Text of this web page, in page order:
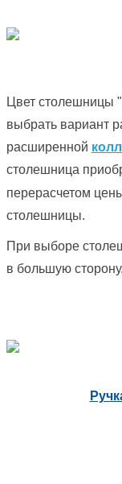
Цвет столешницы
выбрать вариант
расширенной
столешница
перерасчетом
столешницы.
При выборе
в большую сторону.